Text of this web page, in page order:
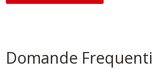
Domande Frequenti